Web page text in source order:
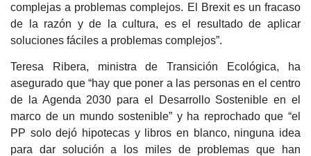
complejas a problemas complejos. El Brexit es un fracaso
de la razón y de la cultura, es el resultado de aplicar
soluciones fáciles a problemas complejos”.
Teresa Ribera, ministra de Transición Ecológica, ha
asegurado que “hay que poner a las personas en el centro
de la Agenda 2030 para el Desarrollo Sostenible en el
marco de un mundo sostenible” y ha reprochado que “el
PP solo dejó hipotecas y libros en blanco, ninguna idea
para dar solución a los miles de problemas que han